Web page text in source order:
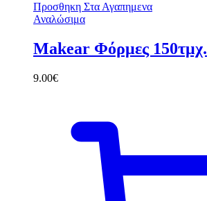
Προσθηκη Στα Αγαπημενα
Αναλώσιμα
Makear Φόρμες 150τμχ.
9.00€